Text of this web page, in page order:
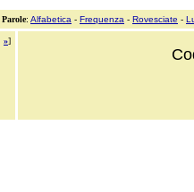
Parole: Alfabetica - Frequenza - Rovesciate -
»]